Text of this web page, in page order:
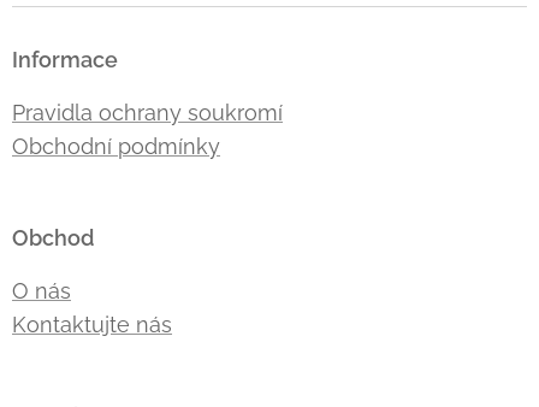
Informace
Pravidla ochrany soukromí
Obchodní podmínky
Obchod
O nás
Kontaktujte nás